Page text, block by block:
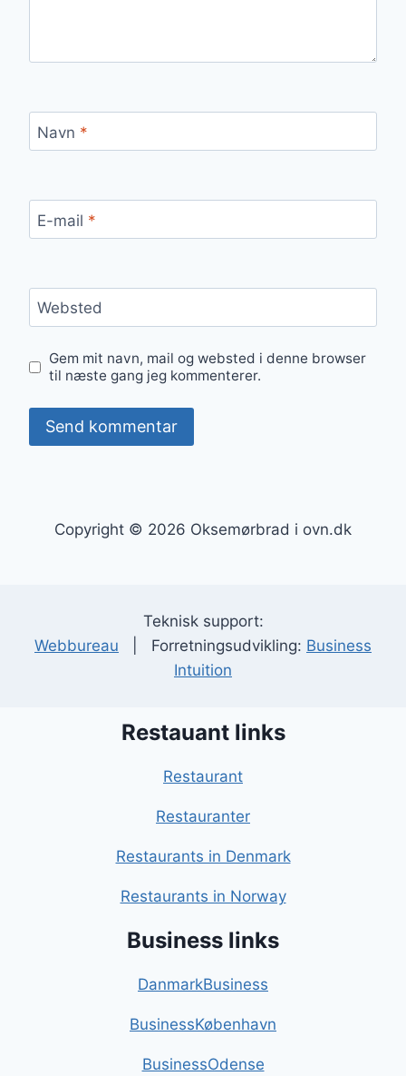
Navn *
E-mail *
Websted
Gem mit navn, mail og websted i denne browser
til næste gang jeg kommenterer.
Copyright © 2026 Oksemørbrad i ovn.dk
Teknisk support:
Webbureau | Forretningsudvikling: Business
Intuition
Restauant links
Restaurant
Restauranter
Restaurants in Denmark
Restaurants in Norway
Business links
DanmarkBusiness
BusinessKøbenhavn
BusinessOdense